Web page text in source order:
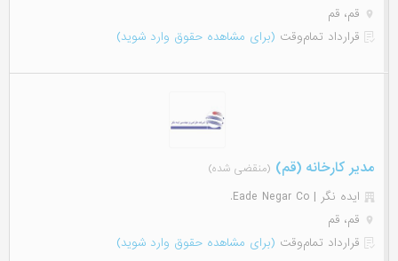
قم، قم
قرارداد تمام‌وقت (برای مشاهده حقوق وارد شوید)
مدیر کارخانه (قم) (منقضی شده)
ایده نگر | Eade Negar Co.
قم، قم
قرارداد تمام‌وقت (برای مشاهده حقوق وارد شوید)